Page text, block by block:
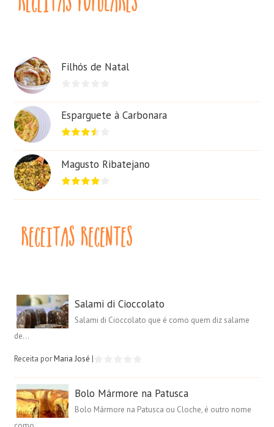
Filhós de Natal
Esparguete à Carbonara
Magusto Ribatejano
Salami di Cioccolato
Salami di Cioccolato que é como quem diz salame
de...
Receita porMaria José |
Bolo Mármore na Patusca
Bolo Mármore na Patusca ou Cloche, é outro nome